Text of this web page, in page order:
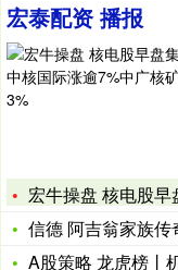
宏泰配资 播报
宏牛操盘 核电股早盘集体上扬 中核国际涨逾7%中
信德 阿吉翁家族传
A股策略 龙虎榜丨